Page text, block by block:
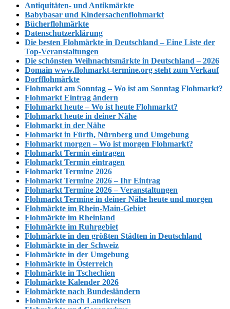
Antiquitäten- und Antikmärkte
Babybasar und Kindersachenflohmarkt
Bücherflohmärkte
Datenschutzerklärung
Die besten Flohmärkte in Deutschland – Eine Liste der
Top-Veranstaltungen
Die schönsten Weihnachtsmärkte in Deutschland – 2026
Domain www.flohmarkt-termine.org steht zum Verkauf
Dorfflohmärkte
Flohmarkt am Sonntag – Wo ist am Sonntag Flohmarkt?
Flohmarkt Eintrag ändern
Flohmarkt heute – Wo ist heute Flohmarkt?
Flohmarkt heute in deiner Nähe
Flohmarkt in der Nähe
Flohmarkt in Fürth, Nürnberg und Umgebung
Flohmarkt morgen – Wo ist morgen Flohmarkt?
Flohmarkt Termin eintragen
Flohmarkt Termin eintragen
Flohmarkt Termine 2026
Flohmarkt Termine 2026 – Ihr Eintrag
Flohmarkt Termine 2026 – Veranstaltungen
Flohmarkt Termine in deiner Nähe heute und morgen
Flohmärkte im Rhein-Main-Gebiet
Flohmärkte im Rheinland
Flohmärkte im Ruhrgebiet
Flohmärkte in den größten Städten in Deutschland
Flohmärkte in der Schweiz
Flohmärkte in der Umgebung
Flohmärkte in Österreich
Flohmärkte in Tschechien
Flohmärkte Kalender 2026
Flohmärkte nach Bundesländern
Flohmärkte nach Landkreisen